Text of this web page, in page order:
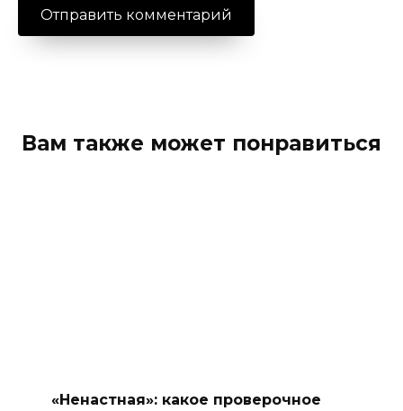
Вам также может понравиться
«Ненастная»: какое проверочное